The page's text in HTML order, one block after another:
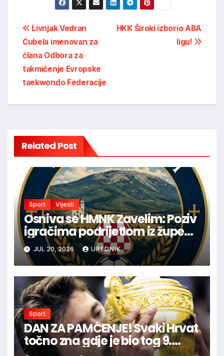
Post
navigation
HKK Široki izborio ABA
ligu!
Livnjak Vedran
Ćubela imenovan za
člana Odbora za
takmičenje Evropske
taekwondo Federacije
Related Post
Sport Vijesti
Osniva se HMNK Zavelim: Poziv
igračima podrijetlom iz župe
Vinica da postanu dio nove
sportske priče
JUL 20, 2026 UREDNIK
Sport
DAN ZA PAMĆENJE! Svaki Hrvat
točno zna gdje je bio tog 9.